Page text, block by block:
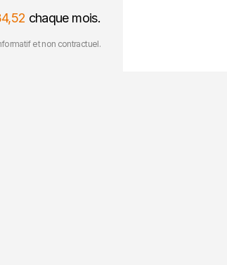
chaque mois.
et non contractuel.